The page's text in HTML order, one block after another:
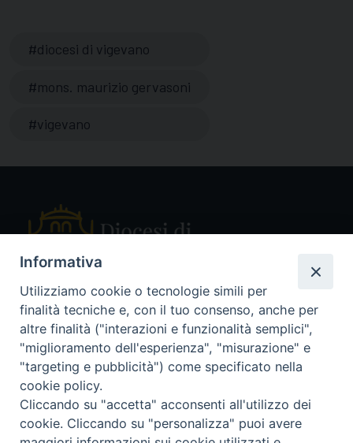
diocesi di vigevano
mons. maurizio gervasoni
vigevano
Piazza Sant'Ambrogio, 14 - 27029 Vigevano PV
Tel. 0381 78053
Fax 0381 696767
curia@diocesivigevano.it
seguici su
Informativa
Utilizziamo cookie o tecnologie simili per
finalità tecniche e, con il tuo consenso, anche per
altre finalità ("interazioni e funzionalità semplici",
"miglioramento dell'esperienza", "misurazione" e
"targeting e pubblicità") come specificato nella
cookie policy.
Cliccando su "accetta" acconsenti all'utilizzo dei
cookie. Cliccando su "personalizza" puoi avere